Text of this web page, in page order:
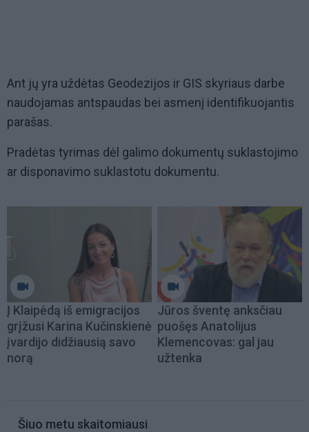
Ant jų yra uždėtas Geodezijos ir GIS skyriaus darbe
naudojamas antspaudas bei asmenį identifikuojantis
parašas.
Pradėtas tyrimas dėl galimo dokumentų suklastojimo
ar disponavimo suklastotu dokumentu.
Į Klaipėdą iš emigracijos
grįžusi Karina Kučinskienė
įvardijo didžiausią savo
norą
Jūros šventę anksčiau
puošęs Anatolijus
Klemencovas: gal jau
užtenka
Šiuo metu skaitomiausi